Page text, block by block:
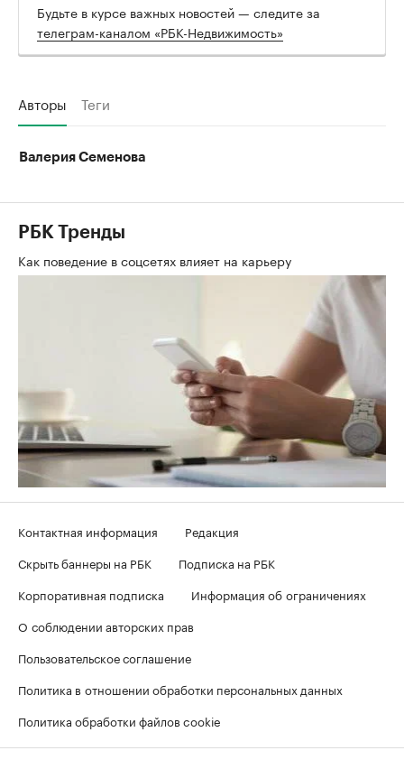
Будьте в курсе важных новостей — следите за
телеграм-каналом «РБК-Недвижимость»
Авторы Теги
Валерия Семенова
РБК Тренды
Как поведение в соцсетях влияет на карьеру
Контактная информация
Редакция
Скрыть баннеры на РБК
Подписка на РБК
Корпоративная подписка
Информация об ограничениях
О соблюдении авторских прав
Пользовательское соглашение
Политика в отношении обработки персональных данных
Политика обработки файлов cookie